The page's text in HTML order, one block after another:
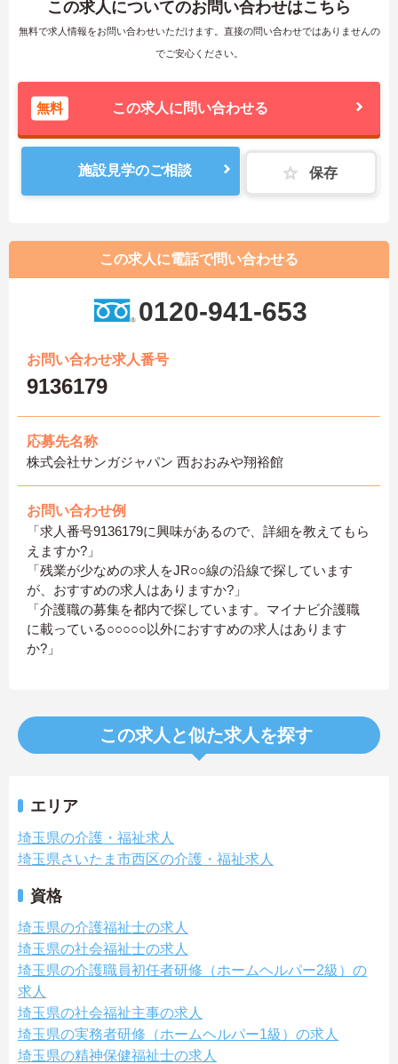
この求人についてのお問い合わせはこちら
無料で求人情報をお問い合わせいただけます。直接の問い合わせではありませんの
でご安心ください。
無料 この求人に問い合わせる
施設見学のご相談 保存
この求人に電話で問い合わせる
0120-941-653
お問い合わせ求人番号
9136179
応募先名称
株式会社サンガジャパン 西おおみや翔裕館
お問い合わせ例
「求人番号9136179に興味があるので、詳細を教えてもら
えますか?」
「残業が少なめの求人をJR○○線の沿線で探しています
が、おすすめの求人はありますか?」
「介護職の募集を都内で探しています。マイナビ介護職
に載っている○○○○○以外におすすめの求人はあります
か?」
この求人と似た求人を探す
エリア
埼玉県の介護・福祉求人
埼玉県さいたま市西区の介護・福祉求人
資格
埼玉県の介護福祉士の求人
埼玉県の社会福祉士の求人
埼玉県の介護職員初任者研修（ホームヘルパー2級）の
求人
埼玉県の社会福祉主事の求人
埼玉県の実務者研修（ホームヘルパー1級）の求人
埼玉県の精神保健福祉士の求人